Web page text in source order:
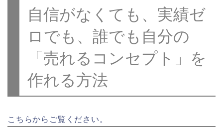
自信がなくても、実績ゼ
ロでも、誰でも自分の
「売れるコンセプト」を
作れる方法
こちらからご覧ください。